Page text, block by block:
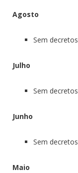
Agosto
Sem decretos
Julho
Sem decretos
Junho
Sem decretos
Maio